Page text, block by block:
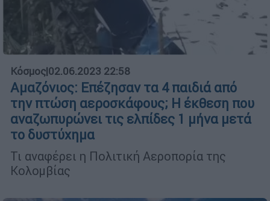
Κόσμος|02.06.2023 22:58
Αμαζόνιος: Επέζησαν τα 4 παιδιά από
την πτώση αεροσκάφους; Η έκθεση που
αναζωπυρώνει τις ελπίδες 1 μήνα μετά
το δυστύχημα
Τι αναφέρει η Πολιτική Αεροπορία της
Κολομβίας